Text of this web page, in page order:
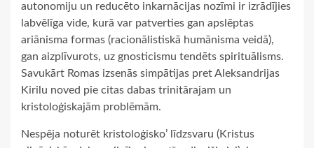
autonomiju un reducēto inkarnācijas nozīmi ir izrādījies
labvēlīga vide, kurā var patverties gan apslēptas
ariānisma formas (racionālistiskā humānisma veidā),
gan aizplīvurots, uz gnosticismu tendēts spirituālisms.
Savukārt Romas izsenās simpātijas pret Aleksandrijas
Kirilu noved pie citas dabas trinitārajam un
kristoloģiskajām problēmām.
Nespēja noturēt kristoloģisko’ līdzsvaru (Kristus